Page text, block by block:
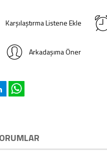
Karşılaştırma Listene Ekle
Arkadaşıma Öner